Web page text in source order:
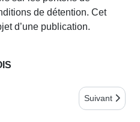
de détention. Cet
d’une publica­tion.
CÉLÉBRATIONS ENArticle suivant
Suivant